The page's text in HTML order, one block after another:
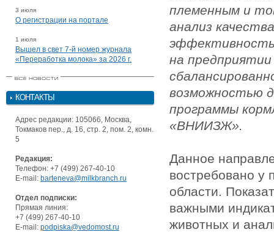
3 июля
О регистрации на портале
1 июля
Вышел в свет 7-й номер журнала
«Переработка молока» за 2026 г.
КОНТАКТЫ
Адрес редакции: 105066, Москва,
Токмаков пер., д. 16, стр. 2, пом. 2, комн.
5
Редакция:
Телефон: +7 (499) 267-40-10
E-mail: barteneva@milkbranch.ru
Отдел подписки:
Прямая линия:
+7 (499) 267-40-10
E-mail: podpiska@vedomost.ru
племенным и
анализ
на
возможностью
программы
«ВНИИЗЖ».
Данное
востребовано у
области.
важными
животных и